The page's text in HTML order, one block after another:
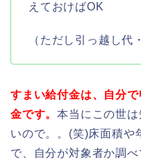
えておけばOK
（ただし引っ越し代
すまい給付金は、自分
金です。本当にこの世
いので。。(笑)床面積や
で、自分が対象者か調べ